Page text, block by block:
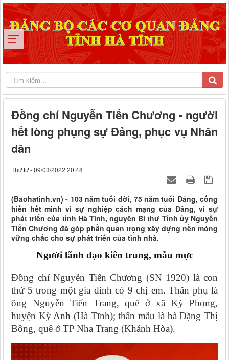
Đồng chí Nguyễn Tiến Chương - người
hết lòng phụng sự Đảng, phục vụ Nhân
dân
Thứ tư - 09/03/2022 20:48
(Baohatinh.vn) - 103 năm tuổi đời, 75 năm tuổi Đảng, cống
hiến hết mình vì sự nghiệp cách mạng của Đảng, vì sự
phát triển của tỉnh Hà Tĩnh, nguyên Bí thư Tỉnh ủy Nguyễn
Tiến Chương đã góp phần quan trọng xây dựng nền móng
vững chắc cho sự phát triển của tỉnh nhà.
Người lãnh đạo kiên trung, mẫu mực
Đồng chí Nguyễn Tiến Chương (SN 1920) là con
thứ 5 trong một gia đình có 9 chị em. Thân phụ là
ông Nguyễn Tiến Trang, quê ở xã Kỳ Phong,
huyện Kỳ Anh (Hà Tĩnh); thân mẫu là bà Đặng Thị
Bông, quê ở TP Nha Trang (Khánh Hòa).